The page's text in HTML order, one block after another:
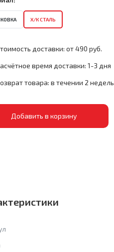
Х/К СТАЛЬ
доставки: от 490 руб.
время доставки: 1-3 дня
товара: в течении 2 недель